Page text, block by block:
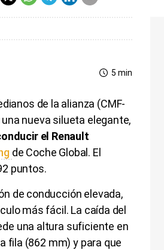
5 min
de la alianza (CMF-
una nueva silueta elegante,
el Renault
de Coche Global. El
puntos.
de conducción elevada,
más fácil. La caída del
una altura suficiente en
fila (862 mm) y para que